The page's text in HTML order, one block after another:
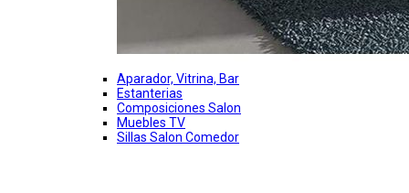
Aparador, Vitrina, Bar
Estanterias
Composiciones Salon
Muebles TV
Sillas Salon Comedor